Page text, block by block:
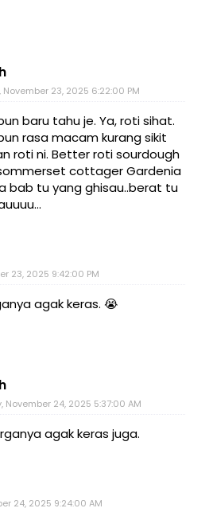
November 23, 2025 6:22:00 PM
baru tahu je. Ya, roti sihat.
rasa macam kurang sikit
roti ni. Better roti sourdough
cottager Gardenia
bab tu yang ghisau..berat tu
23, 2025 9:42:00 PM
agak keras. 😭
November 24, 2025 5:37:00 AM
agak keras juga.
24, 2025 9:24:00 AM